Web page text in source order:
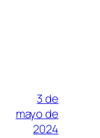
3 de
mayo de
2024